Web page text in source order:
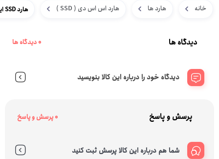
خانه هارد ها هارد اس اس دی ( SSD ) هارد SSD اینترنال Dahua C900 Plus/256GB
دیدگاه ها 0 دیدگاه ها
دیدگاه خود را درباره این کالا بنویسید
پرسش و پاسخ 0 پرسش و پاسخ
شما هم درباره این کالا پرسش ثبت کنید